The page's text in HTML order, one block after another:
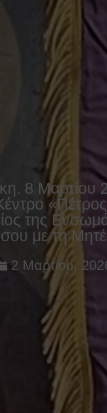
8 Μαρτίου
της
με τη
2 Μαρτίου,